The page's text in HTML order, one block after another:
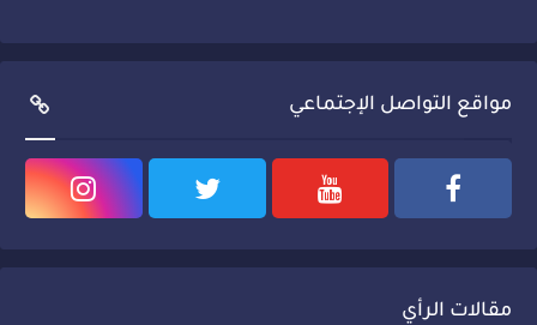
مواقع التواصل الإجتماعي
مقالات الرأي